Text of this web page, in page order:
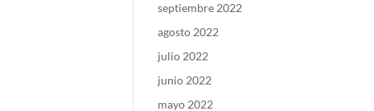
septiembre 2022
agosto 2022
julio 2022
junio 2022
mayo 2022